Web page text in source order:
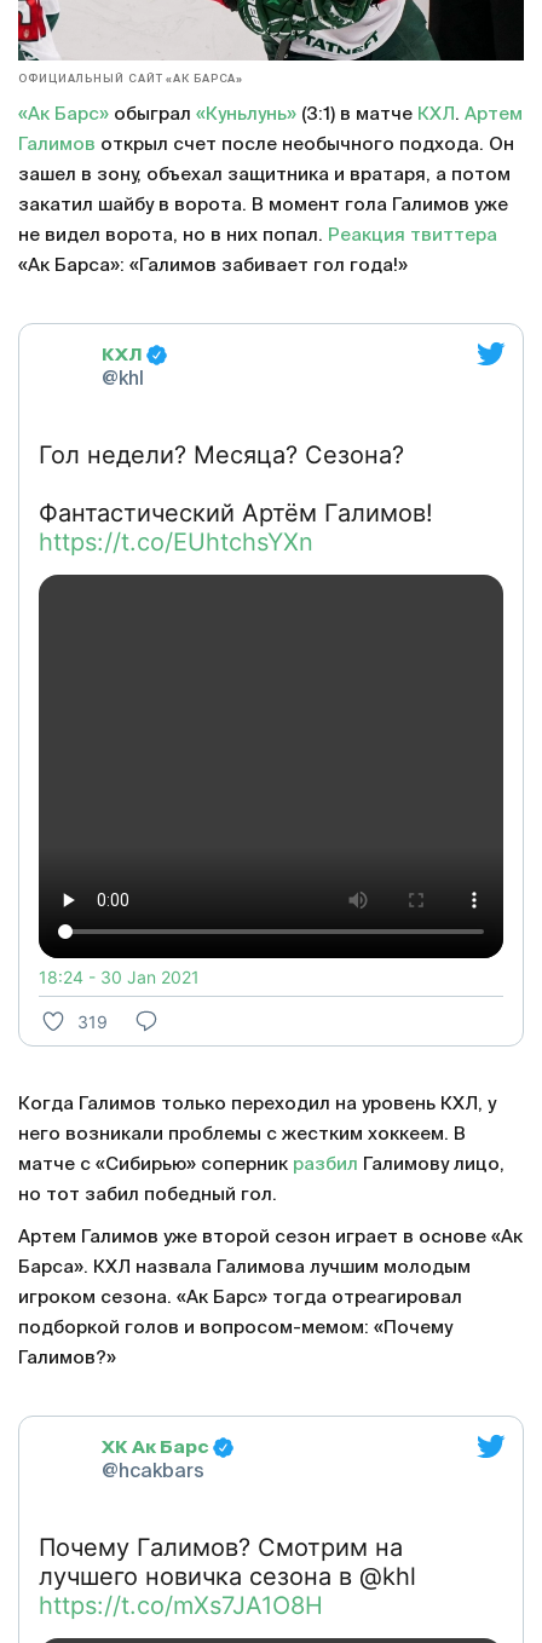
ОФИЦИАЛЬНЫЙ САЙТ «АК БАРСА»
«Ак Барс» обыграл «Куньлунь» (3:1) в матче КХЛ . Артем
Галимов открыл счет после необычного подхода. Он
зашел в зону, объехал защитника и вратаря, а потом
закатил шайбу в ворота. В момент гола Галимов уже
не видел ворота, но в них попал. Реакция твиттера
«Ак Барса»: «Галимов забивает гол года!»
КХЛ
@khl
Гол недели? Месяца? Сезона?
Фантастический Артём Галимов!
https://t.co/EUhtchsYXn
18:24 - 30 Jan 2021
319
Когда Галимов только переходил на уровень КХЛ, у
него возникали проблемы с жестким хоккеем. В
матче с «Сибирью» соперник разбил Галимову лицо,
но тот забил победный гол.
Артем Галимов уже второй сезон играет в основе «Ак
Барса». КХЛ назвала Галимова лучшим молодым
игроком сезона. «Ак Барс» тогда отреагировал
подборкой голов и вопросом-мемом: «Почему
Галимов?»
ХК Ак Барс
@hcakbars
Почему Галимов? Смотрим на
лучшего новичка сезона в @khl
https://t.co/mXs7JA1O8H